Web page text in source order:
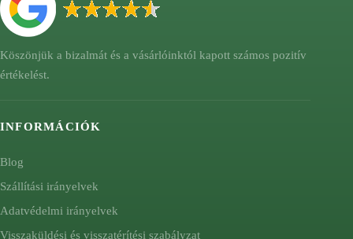
Köszönjük a bizalmát és a vásárlóinktól kapott számos pozitív
értékelést.
INFORMÁCIÓK
Blog
Szállítási irányelvek
Adatvédelmi irányelvek
Visszaküldési és visszatérítési szabályzat